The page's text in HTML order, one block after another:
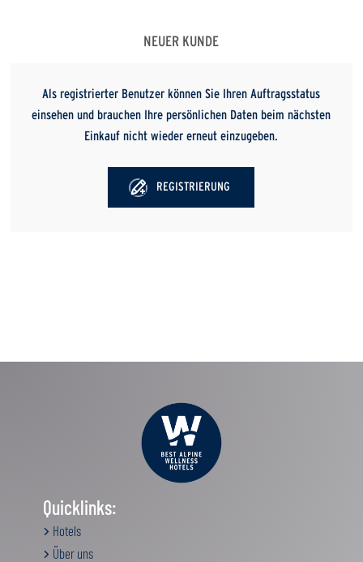
NEUER KUNDE
Als registrierter Benutzer können Sie Ihren Auftragsstatus
einsehen und brauchen Ihre persönlichen Daten beim nächsten
Einkauf nicht wieder erneut einzugeben.
REGISTRIERUNG
Quicklinks:
Hotels
Über uns